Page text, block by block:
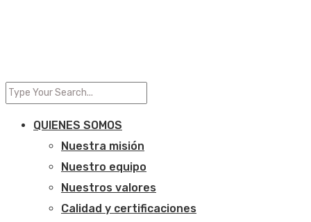
QUIENES SOMOS
Nuestra misión
Nuestro equipo
Nuestros valores
Calidad y certificaciones